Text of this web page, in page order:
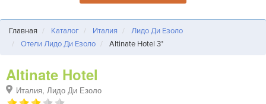
Главная Каталог Италия
Лидо Ди Езоло
Отели Лидо Ди Езоло
Altinate Hotel 3*
Altinate Hotel
Италия, Лидо Ди Езоло